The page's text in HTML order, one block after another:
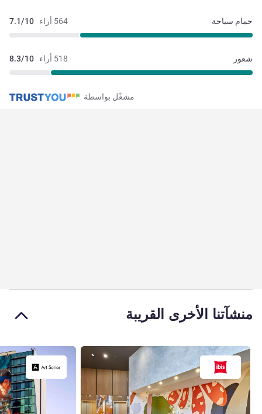
564 أراء 7.1/10 حمام سباحة
518 أراء 8.3/10 شعور
مشغّل بواسطة
منشآتنا الأخرى القريبة